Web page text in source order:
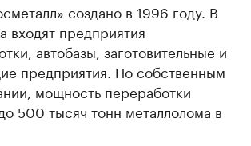
создано в 1996 году. В
входят предприятия
автобазы, заготовительные и
предприятия. По собственным
мощность переработки
500 тысяч тонн металлолома в